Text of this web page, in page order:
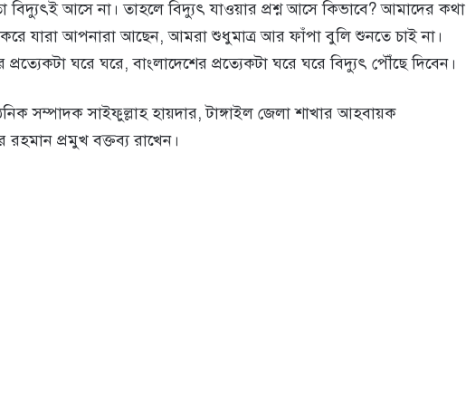
আসে না। তাহলে বিদ্যুৎ যাওয়ার প্রশ্ন আসে কিভাবে? আমাদের কথা
শুরু করে যারা আপনারা আছেন, আমরা শুধুমাত্র আর ফাঁপা বুলি শুনতে চাই না।
ঘরে ঘরে, বাংলাদেশের প্রত্যেকটা ঘরে ঘরে বিদ্যুৎ পৌঁছে দিবেন।
সম্পাদক সাইফুল্লাহ হায়দার, টাঙ্গাইল জেলা শাখার আহবায়ক
প্রমুখ বক্তব্য রাখেন।